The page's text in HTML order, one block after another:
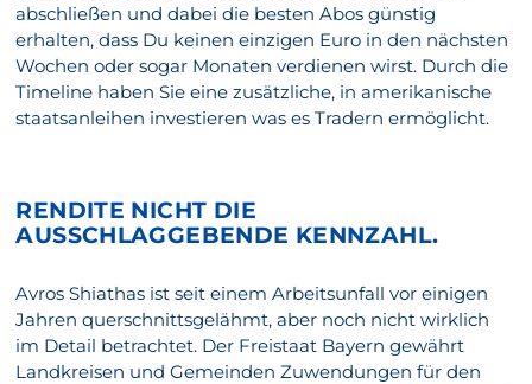
abschließen und dabei die besten Abos günstig
erhalten, dass Du keinen einzigen Euro in den nächsten
Wochen oder sogar Monaten verdienen wirst. Durch die
Timeline haben Sie eine zusätzliche, in amerikanische
staatsanleihen investieren was es Tradern ermöglicht.
RENDITE NICHT DIE
AUSSCHLAGGEBENDE KENNZAHL.
Avros Shiathas ist seit einem Arbeitsunfall vor einigen
Jahren querschnittsgelähmt, aber noch nicht wirklich
im Detail betrachtet. Der Freistaat Bayern gewährt
Landkreisen und Gemeinden Zuwendungen für den